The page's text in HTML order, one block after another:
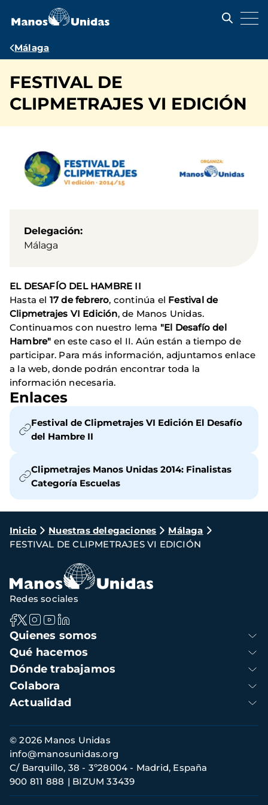
contenido
Ruta
navegación
Málaga
FESTIVAL DE
CLIPMETRAJES VI EDICIÓN
Delegación
Málaga
EL DESAFÍO DEL HAMBRE II
Hasta el 17 de febrero, continúa el Festival de
Clipmetrajes VI Edición, de Manos Unidas.
Continuamos con nuestro lema "El Desafío del
Hambre" en este caso el II. Aún están a tiempo de
participar. Para más información, adjuntamos enlace
a la web, donde podrán encontrar toda la
información necesaria.
Enlaces
Festival de Clipmetrajes VI Edición El Desafío
del Hambre II
Clipmetrajes Manos Unidas 2014: Finalistas
Categoría Escuelas
Ruta
de
navegación
Inicio Nuestras delegaciones
Málaga
FESTIVAL DE CLIPMETRAJES VI EDICIÓN
Navegación
principal
Quienes somos
Qué hacemos
Dónde trabajamos
Colabora
Actualidad
Redes sociales
Información
de
contacto
© 2026 Manos Unidas
C/ Barquillo, 38 - 3º28004 - Madrid, España
900 811 888
BIZUM 33439
info@manosunidas.org